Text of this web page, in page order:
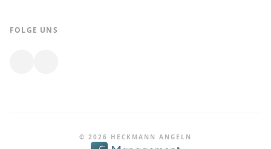
FOLGE UNS
© 2026 HECKMANN ANGELN